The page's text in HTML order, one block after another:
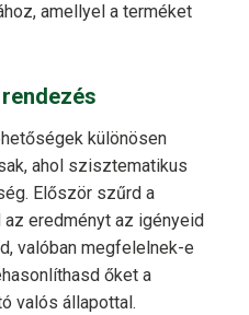
amellyel a terméket
különösen
ahol szisztematikus
Először szűrd a
eredményt az igényeid
valóban megfelelnek-e
őket a
valós állapottal.